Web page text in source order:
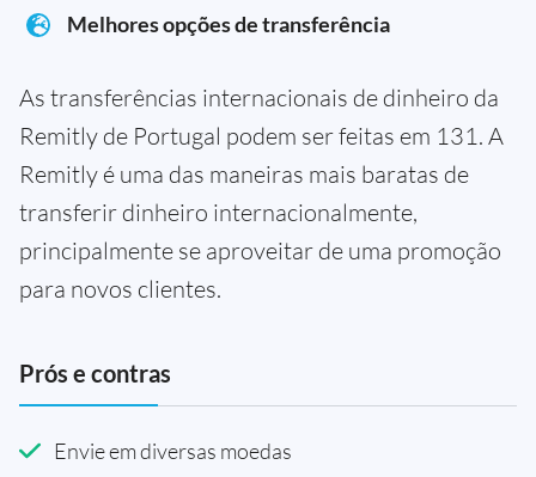
Melhores opções de transferência
As transferências internacionais de dinheiro da
Remitly de Portugal podem ser feitas em 131. A
Remitly é uma das maneiras mais baratas de
transferir dinheiro internacionalmente,
principalmente se aproveitar de uma promoção
para novos clientes.
Prós e contras
Envie em diversas moedas